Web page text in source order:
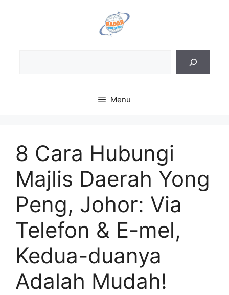
Menu
8 Cara Hubungi
Majlis Daerah Yong
Peng, Johor: Via
Telefon & E-mel,
Kedua-duanya
Adalah Mudah!